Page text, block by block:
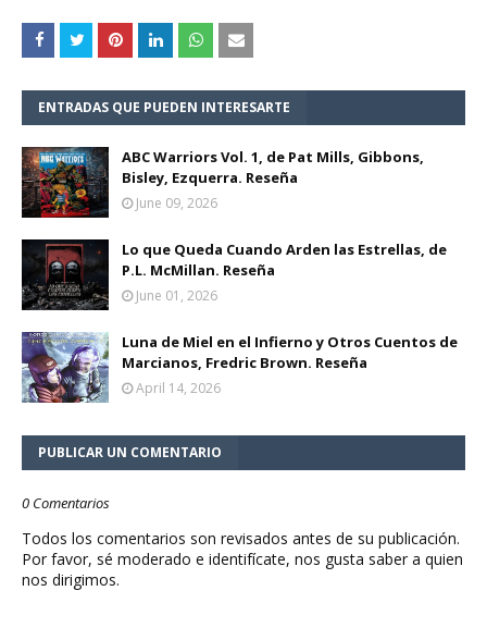
ENTRADAS QUE PUEDEN INTERESARTE
ABC Warriors Vol. 1, de Pat Mills, Gibbons,
Bisley, Ezquerra. Reseña
June 09, 2026
Lo que Queda Cuando Arden las Estrellas, de
P.L. McMillan. Reseña
June 01, 2026
Luna de Miel en el Infierno y Otros Cuentos de
Marcianos, Fredric Brown. Reseña
April 14, 2026
PUBLICAR UN COMENTARIO
0 Comentarios
Todos los comentarios son revisados antes de su publicación.
Por favor, sé moderado e identifícate, nos gusta saber a quien
nos dirigimos.